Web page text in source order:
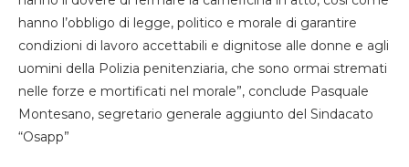
hanno l’obbligo di legge, politico e morale di garantire
condizioni di lavoro accettabili e dignitose alle donne e agli
uomini della Polizia penitenziaria, che sono ormai stremati
nelle forze e mortificati nel morale”, conclude Pasquale
Montesano, segretario generale aggiunto del Sindacato
“Osapp”